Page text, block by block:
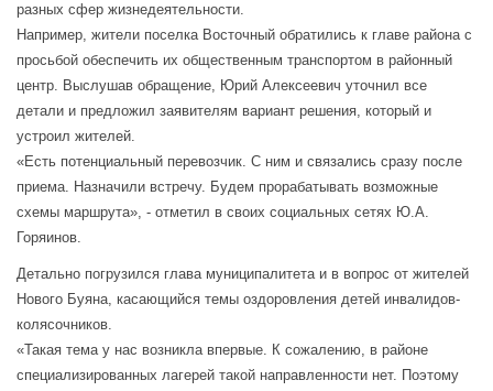
разных сфер жизнедеятельности.
Например, жители поселка Восточный обратились к главе района с
просьбой обеспечить их общественным транспортом в районный
центр. Выслушав обращение, Юрий Алексеевич уточнил все
детали и предложил заявителям вариант решения, который и
устроил жителей.
«Есть потенциальный перевозчик. С ним и связались сразу после
приема. Назначили встречу. Будем прорабатывать возможные
схемы маршрута», - отметил в своих социальных сетях Ю.А.
Горяинов.
Детально погрузился глава муниципалитета и в вопрос от жителей
Нового Буяна, касающийся темы оздоровления детей инвалидов-
колясочников.
«Такая тема у нас возникла впервые. К сожалению, в районе
специализированных лагерей такой направленности нет. Поэтому